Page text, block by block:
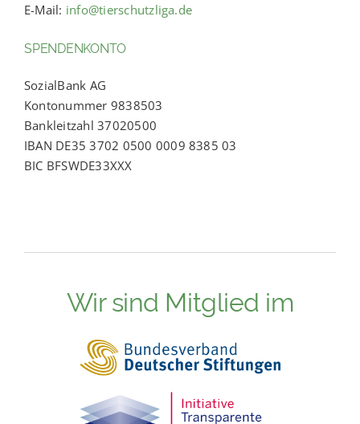
E-Mail: info@tierschutzliga.de
SPENDENKONTO
SozialBank AG
Kontonummer 9838503
Bankleitzahl 37020500
IBAN DE35 3702 0500 0009 8385 03
BIC BFSWDE33XXX
Wir sind Mitglied im